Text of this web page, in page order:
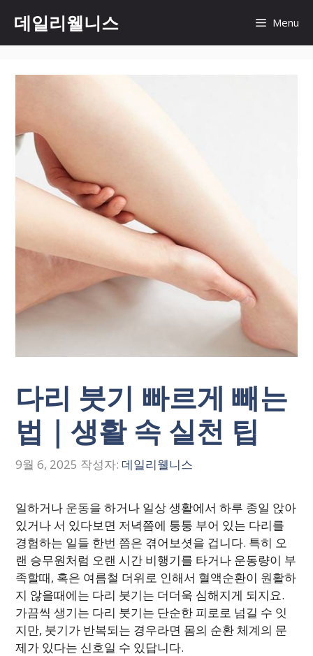
츠
데일리웰니스 Menu
다리 붓기 빠르게 빼는
법｜생활 속 실천 팁
9월 6, 2025 작성자: 데일리웰니스
일하거나 운동을 하거나 일상 생활에서 하루 종일 앉아
있거나 서 있다보면 저녁쯤에 퉁퉁 부어 있는 다리를
경험하는 일들 한번 쯤은 겪어보셧을 겁니다. 특히 오
랜 승무원처럼 오랜 시간 비행기를 타거나 운동량이 부
족할때, 혹은 여름철 더위로 인해서 혈액순환이 원활하
지 않을때에는 다리 붓기는 더더욱 심해지게 되지요.
가끔씩 생기는 다리 붓기는 단순한 피로로 넘길 수 잇
지만, 붓기가 반복되는 경우라면 몸의 순환 체계의 문
제가 있다는 신호일 수 있답니다.